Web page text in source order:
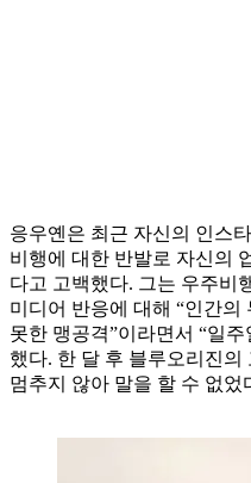
응우옌은 최근 자신의 인스
비행에 대한 반발로 자신의
다고 고백했다. 그는 우주비
미디어 반응에 대해 “인간의
못한 맹공격”이라면서 “일
했다. 한 달 후 블루오리진의
멈추지 않아 말을 할 수 없었